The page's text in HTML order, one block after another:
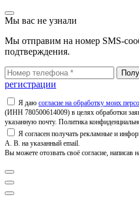
Мы вас не узнали
Мы отправим на номер SMS-
подтверждения.
регистрации
Я даю согласие на обработку моих
(ИНН 780500614009) в целях обработки
указанную почту. Политика
Я согласен получать рекламные и
А. В. на указанный email.
Вы можете отозвать своё согласие,